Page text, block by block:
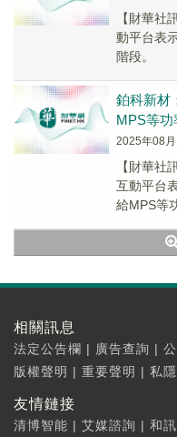
【財華社
動平台表
階段。
鉑科新材
MPS等
2025年08
【財華社
互動平台
給MPS等
相關訊息
法定公告欄 | 廣告查詢 |
版權聲明 | 重要聲明 | 私
友情鏈接
清博智能 | 艾媒諮詢 | 和訊